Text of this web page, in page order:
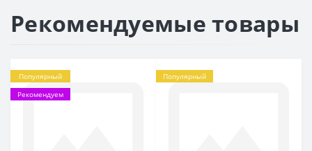
Рекомендуемые товары
Популярный
Рекомендуем
Популярный